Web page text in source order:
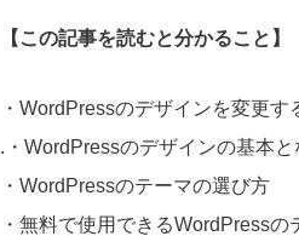
【この記事を読むと分かること】
・WordPressのデザインを変更す
.・WordPressのデザインの基本
・WordPressのテーマの選び方
・無料で使用できるWordPressの